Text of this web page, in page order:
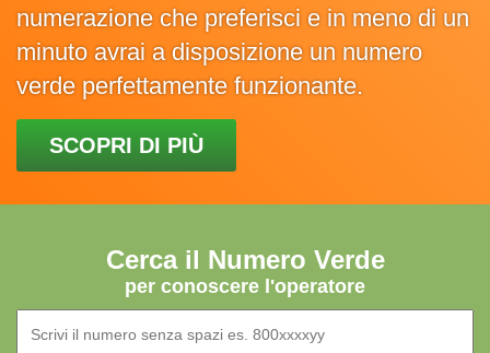
numerazione che preferisci e in meno di un
minuto avrai a disposizione un numero
verde perfettamente funzionante.
SCOPRI DI PIÙ
Cerca il Numero Verde
per conoscere l'operatore